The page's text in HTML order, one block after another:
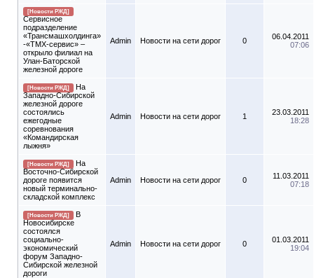
[Новости РЖД]
Сервисное
подразделение
«Трансмашхолдинга»
-«ТМХ-сервис» –
открыло филиал на
Улан-Баторской
железной дороге
Admin Новости на сети дорог 0
06.04.2011
07:06
[Новости РЖД]
На
Западно-Сибирской
железной дороге
состоялись
ежегодные
соревнования
«Командирская
лыжня»
Admin Новости на сети дорог 1
23.03.2011
18:28
[Новости РЖД]
На
Восточно-Сибирской
дороге появится
новый терминально-
складской комплекс
Admin Новости на сети дорог 0
11.03.2011
07:18
[Новости РЖД]
В
Новосибирске
состоялся
социально-
экономический
форум Западно-
Сибирской железной
дороги
Admin Новости на сети дорог 0
01.03.2011
19:04